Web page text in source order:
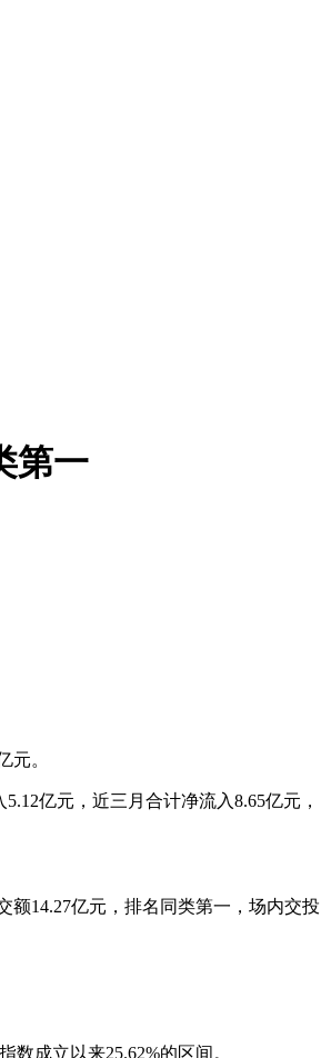
第一
元。
亿元，近三月合计净流入8.65亿元，
额14.27亿元，排名同类第一，场内交投
成立以来25.62%的区间。